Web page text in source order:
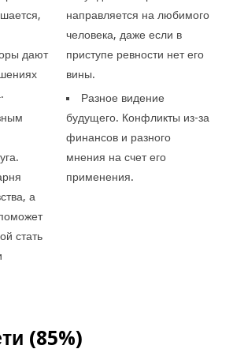
дают
а
стать
направляется на любимого
человека, даже если в
приступе ревности нет его
вины.
Разное видение
будущего. Конфликты из-за
финансов и разного
мнения на счет его
применения.
(85%)